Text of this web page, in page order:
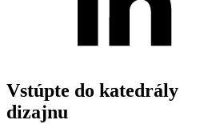
Vstúpte do katedrály
dizajnu